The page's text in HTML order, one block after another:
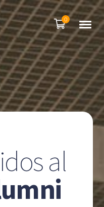
0
al